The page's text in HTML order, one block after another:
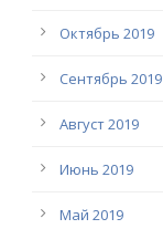
Октябрь 2019
Сентябрь 2019
Август 2019
Июнь 2019
Май 2019